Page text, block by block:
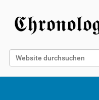
Website durchsuchen